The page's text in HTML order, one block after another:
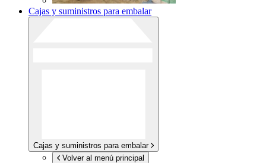
Cajas y suministros para embalar
Cajas y suministros para embalar
Volver al menú principal